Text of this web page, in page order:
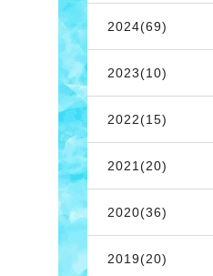
2024(69)
2023(10)
2022(15)
2021(20)
2020(36)
2019(20)